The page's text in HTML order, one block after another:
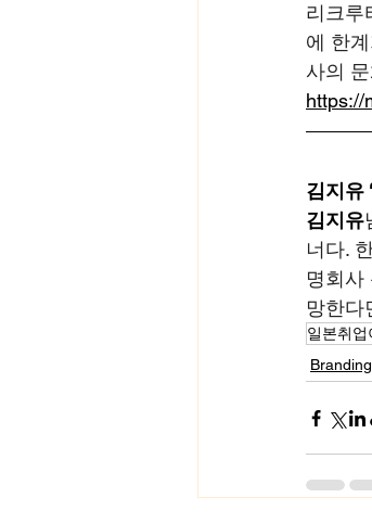
리크루
에 한
사의
https://
김지유
김지유
너다.
명회사
망한다
일본취업
Branding